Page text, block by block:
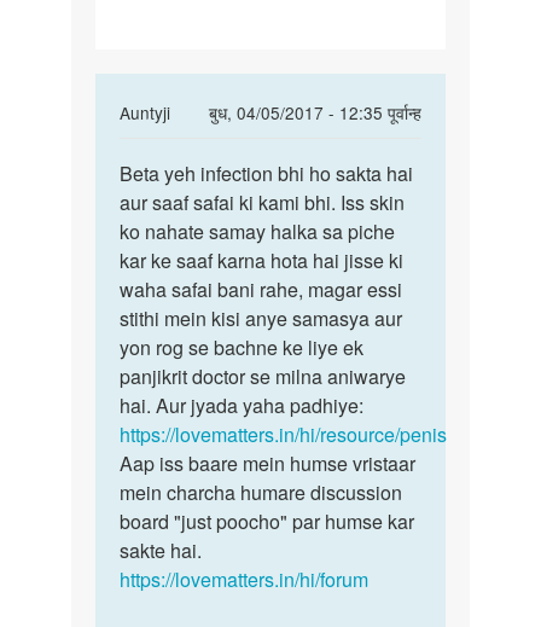
Auntyji
बुध, 04/05/2017 - 12:35 पूर्वान्ह
In
to
Mera
ling.
Kaa
tope
pr
side
by
Akshay
patial
Beta
yeh
infection
bhi
ho
Beta yeh infection bhi ho sakta hai
aur saaf safai ki kami bhi. Iss skin
ko nahate samay halka sa piche
kar ke saaf karna hota hai jisse ki
waha safai bani rahe, magar essi
stithi mein kisi anye samasya aur
yon rog se bachne ke liye ek
panjikrit doctor se milna aniwarye
hai. Aur jyada yaha padhiye:
https://lovematters.in/hi/resource/penis
Aap iss baare mein humse vristaar
mein charcha humare discussion
board "just poocho" par humse kar
sakte hai.
https://lovematters.in/hi/forum